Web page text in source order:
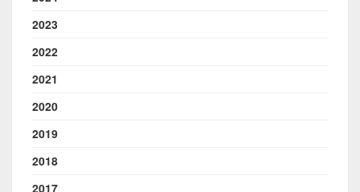
2023
2022
2021
2020
2019
2018
2017